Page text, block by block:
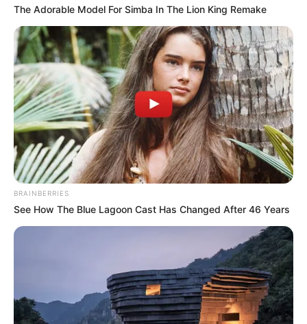
10 Potret Masaji Wijayanto,
The Adorable Model For Simba In The Lion King Remake
BRAINBERRIES
See How The Blue Lagoon Cast Has Changed After 46 Years